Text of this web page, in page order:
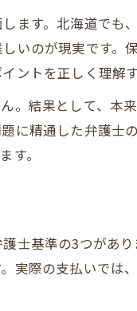
ます。北海道でも
いのが現実です。
ントを正しく理解す
。結果として、本
に精通した弁護士
す。
士基準の3つがあ
実際の支払いでは